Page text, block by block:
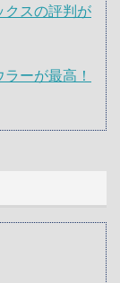
クスの評判が
ーが最高！